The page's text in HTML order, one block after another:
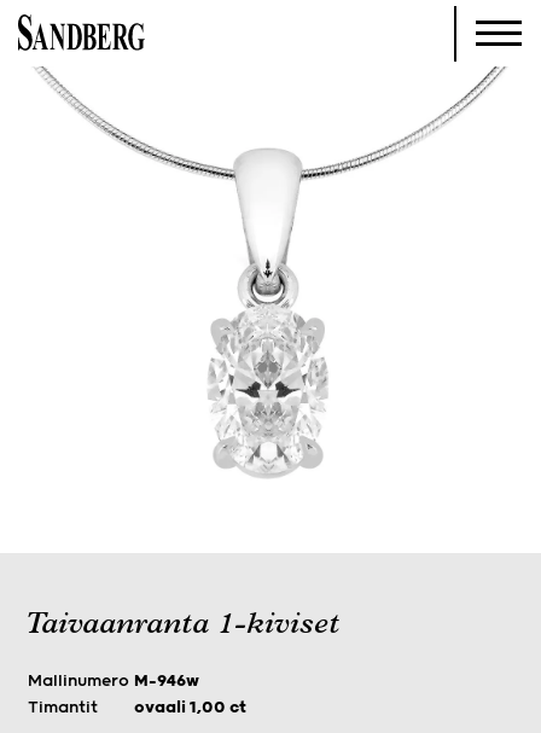
Taivaanranta 1-kiviset
Mallinumero M-946w
Timantit
ovaali 1,00 ct